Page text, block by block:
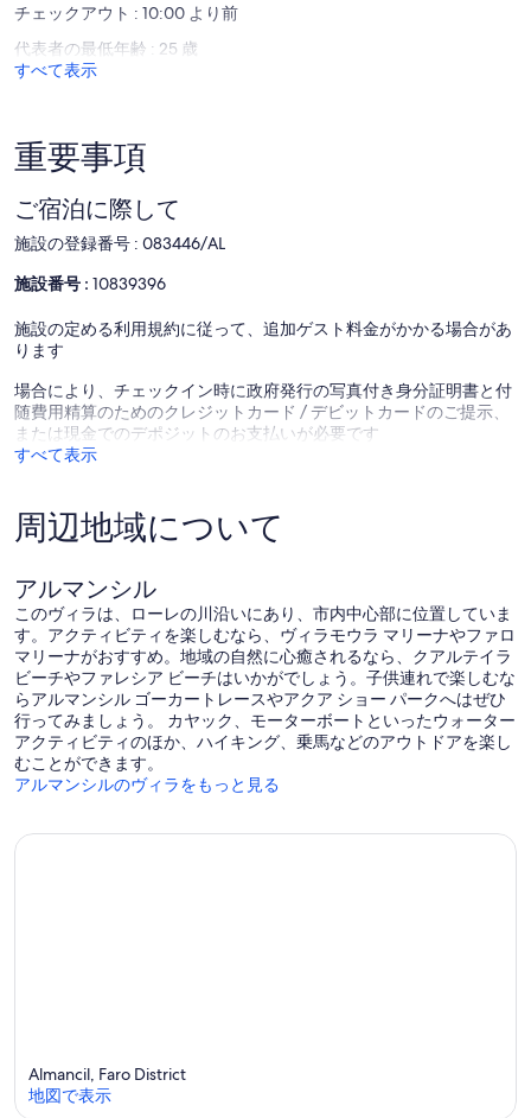
ら
し
い、
(5
口
コ
件
の
口
コ
ミ
な
プ
イ
ベ
ー
ミ
チェックアウト : 10:00 より前
代表者の最低年齢 : 25 歳
すべて表示
重要事項
ご宿泊に際して
施設の登録番号 : 083446/AL
施設番号 : 10839396
施設の定める利用規約に従って、追加ゲスト料金がかかる場合があ
ります
場合により、チェックイン時に政府発行の写真付き身分証明書と付
随費用精算のためのクレジットカード / デビットカードのご提示、
または現金でのデポジットのお支払いが必要です
すべて表示
周辺地域について
アルマンシル
このヴィラは、ローレの川沿いにあり、市内中心部に位置していま
す。アクティビティを楽しむなら、ヴィラモウラ マリーナやファロ
マリーナがおすすめ。地域の自然に心癒されるなら、クアルテイラ
ビーチやファレシア ビーチはいかがでしょう。子供連れで楽しむな
らアルマンシル ゴーカートレースやアクア ショー パークへはぜひ
行ってみましょう。 カヤック、モーターボートといったウォーター
アクティビティのほか、ハイキング、乗馬などのアウトドアを楽し
むことができます。
アルマンシルのヴィラをもっと見る
Almancil, Faro District
地図で表示